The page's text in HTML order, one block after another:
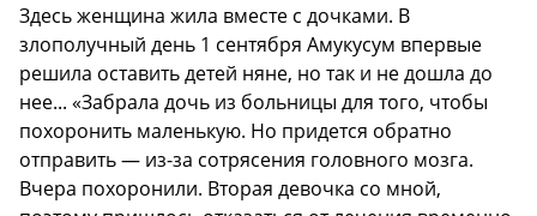
Здесь женщина жила вместе с дочками. В
злополучный день 1 сентября Амукусум впервые
решила оставить детей няне, но так и не дошла до
нее... «Забрала дочь из больницы для того, чтобы
похоронить маленькую. Но придется обратно
отправить — из-за сотрясения головного мозга.
Вчера похоронили. Вторая девочка со мной,